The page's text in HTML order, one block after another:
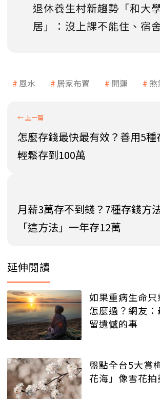
退休養生村新趨勢「和大
居」：沒上課不能住、宿
風水 居家布置 開運 煞
怎麼存錢最快最有效？善用5種
輕鬆存到100萬
月薪3萬存不到錢？7種存錢方
「這方法」一年存12萬
延伸閱讀
如果重病生命
怎麼過？網友
留遺憾的事
盤點全台5大賞
花海」像雪花